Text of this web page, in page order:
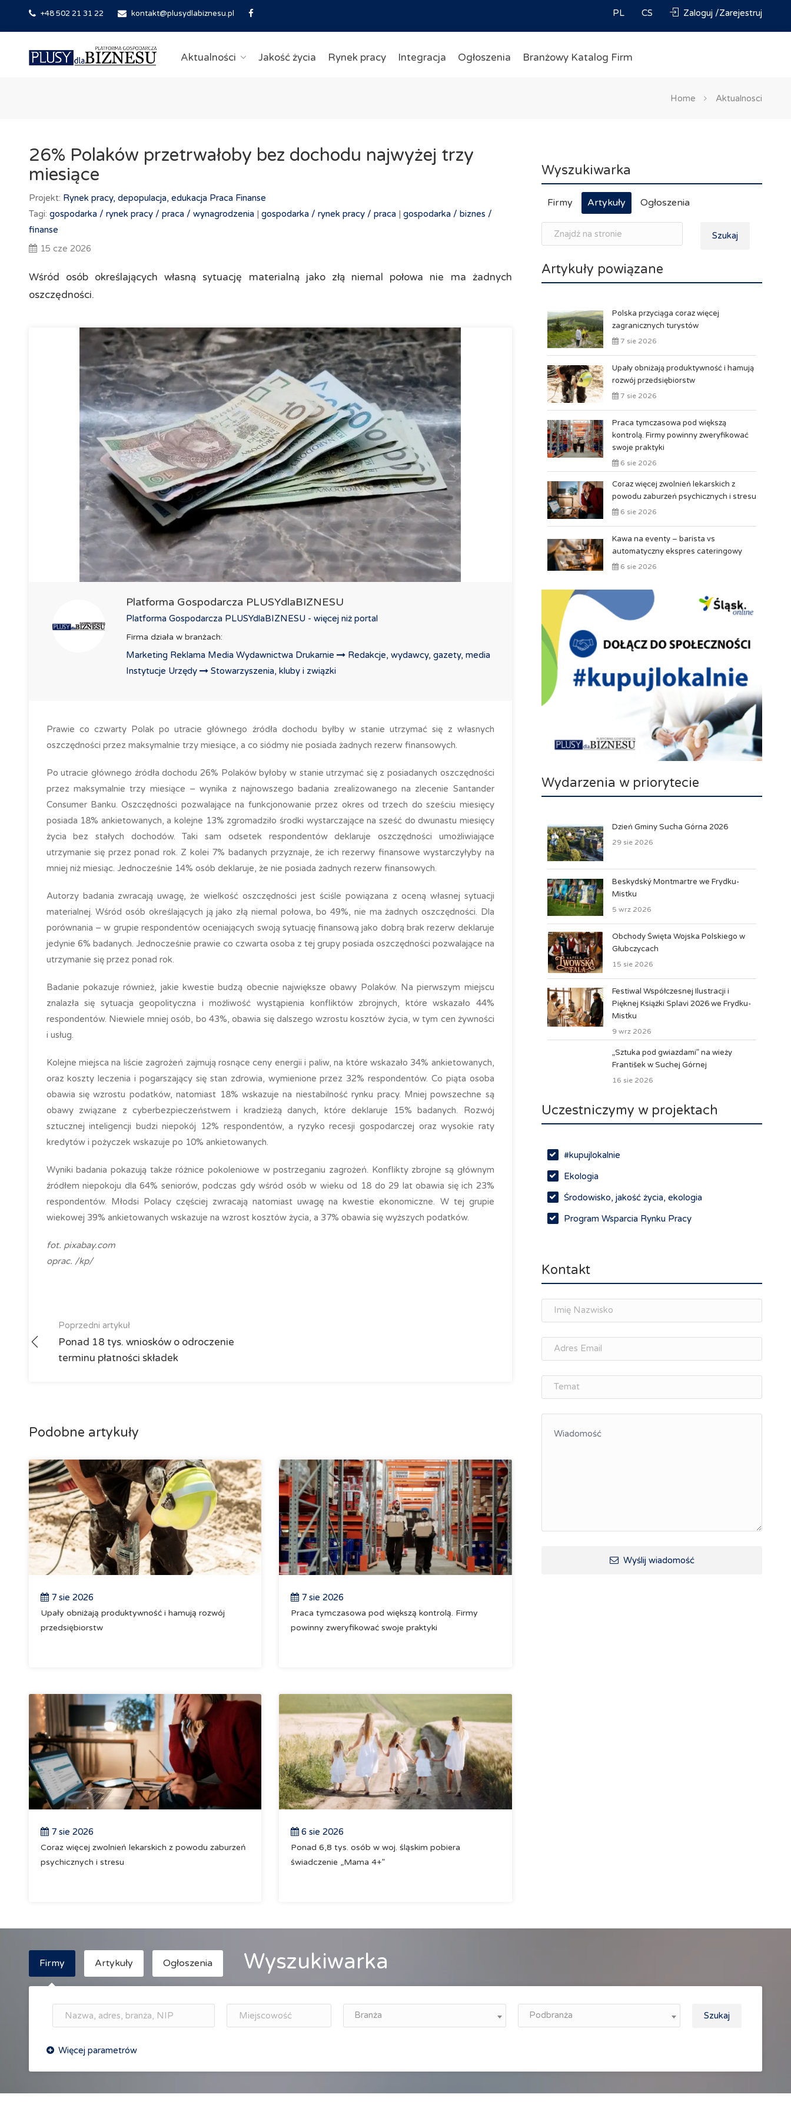
+48 502 21 31 22 kontakt@plusydlabiznesu.pl PL CS Zaloguj /Zarejestruj
Aktualności Jakość życia Rynek pracy Integracja Ogłoszenia Branżowy Katalog Firm
Home Aktualnosci
26% Polaków przetrwałoby bez dochodu najwyżej trzy
miesiące
Projekt: Rynek pracy, depopulacja, edukacja Praca Finanse
Tagi: gospodarka / rynek pracy / praca / wynagrodzenia | gospodarka / rynek pracy / praca | gospodarka / biznes /
finanse
15 cze 2026
Wśród osób określających własną sytuację materialną jako złą niemal połowa nie ma żadnych
oszczędności.
Platforma Gospodarcza PLUSYdlaBIZNESU
Platforma Gospodarcza PLUSYdlaBIZNESU - więcej niż portal
Firma działa w branżach:
Marketing Reklama Media Wydawnictwa Drukarnie
Redakcje, wydawcy, gazety, media
Instytucje Urzędy
Stowarzyszenia, kluby i związki
Prawie co czwarty Polak po utracie głównego źródła dochodu byłby w stanie utrzymać się z własnych
oszczędności przez maksymalnie trzy miesiące, a co siódmy nie posiada żadnych rezerw finansowych.
Po utracie głównego źródła dochodu 26% Polaków byłoby w stanie utrzymać się z posiadanych oszczędności
przez maksymalnie trzy miesiące – wynika z najnowszego badania zrealizowanego na zlecenie Santander
Consumer Banku. Oszczędności pozwalające na funkcjonowanie przez okres od trzech do sześciu miesięcy
posiada 18% ankietowanych, a kolejne 13% zgromadziło środki wystarczające na sześć do dwunastu miesięcy
życia bez stałych dochodów. Taki sam odsetek respondentów deklaruje oszczędności umożliwiające
utrzymanie się przez ponad rok. Z kolei 7% badanych przyznaje, że ich rezerwy finansowe wystarczyłyby na
mniej niż miesiąc. Jednocześnie 14% osób deklaruje, że nie posiada żadnych rezerw finansowych.
Autorzy badania zwracają uwagę, że wielkość oszczędności jest ściśle powiązana z oceną własnej sytuacji
materialnej. Wśród osób określających ją jako złą niemal połowa, bo 49%, nie ma żadnych oszczędności. Dla
porównania – w grupie respondentów oceniających swoją sytuację finansową jako dobrą brak rezerw deklaruje
jedynie 6% badanych. Jednocześnie prawie co czwarta osoba z tej grupy posiada oszczędności pozwalające na
utrzymanie się przez ponad rok.
Badanie pokazuje również, jakie kwestie budzą obecnie największe obawy Polaków. Na pierwszym miejscu
znalazła się sytuacja geopolityczna i możliwość wystąpienia konfliktów zbrojnych, które wskazało 44%
respondentów. Niewiele mniej osób, bo 43%, obawia się dalszego wzrostu kosztów życia, w tym cen żywności
i usług.
Kolejne miejsca na liście zagrożeń zajmują rosnące ceny energii i paliw, na które wskazało 34% ankietowanych,
oraz koszty leczenia i pogarszający się stan zdrowia, wymienione przez 32% respondentów. Co piąta osoba
obawia się wzrostu podatków, natomiast 18% wskazuje na niestabilność rynku pracy. Mniej powszechne są
obawy związane z cyberbezpieczeństwem i kradzieżą danych, które deklaruje 15% badanych. Rozwój
sztucznej inteligencji budzi niepokój 12% respondentów, a ryzyko recesji gospodarczej oraz wysokie raty
kredytów i pożyczek wskazuje po 10% ankietowanych.
Wyniki badania pokazują także różnice pokoleniowe w postrzeganiu zagrożeń. Konflikty zbrojne są głównym
źródłem niepokoju dla 64% seniorów, podczas gdy wśród osób w wieku od 18 do 29 lat obawia się ich 23%
respondentów. Młodsi Polacy częściej zwracają natomiast uwagę na kwestie ekonomiczne. W tej grupie
wiekowej 39% ankietowanych wskazuje na wzrost kosztów życia, a 37% obawia się wyższych podatków.
fot. pixabay.com
oprac. /kp/
Poprzedni artykuł
Ponad 18 tys. wniosków o odroczenie
terminu płatności składek
Podobne artykuły
7 sie 2026
Upały obniżają produktywność i hamują rozwój
przedsiębiorstw
7 sie 2026
Praca tymczasowa pod większą kontrolą. Firmy
powinny zweryfikować swoje praktyki
7 sie 2026
Coraz więcej zwolnień lekarskich z powodu zaburzeń
psychicznych i stresu
6 sie 2026
Ponad 6,8 tys. osób w woj. śląskim pobiera
świadczenie „Mama 4+”
Wyszukiwarka
Firmy Artykuły Ogłoszenia
Szukaj
Artykuły powiązane
Polska przyciąga coraz więcej
zagranicznych turystów
7 sie 2026
Upały obniżają produktywność i hamują
rozwój przedsiębiorstw
7 sie 2026
Praca tymczasowa pod większą
kontrolą. Firmy powinny zweryfikować
swoje praktyki
6 sie 2026
Coraz więcej zwolnień lekarskich z
powodu zaburzeń psychicznych i stresu
6 sie 2026
Kawa na eventy – barista vs
automatyczny ekspres cateringowy
6 sie 2026
Wydarzenia w priorytecie
Dzień Gminy Sucha Górna 2026
29 sie 2026
Beskydský Montmartre we Frydku-
Mistku
5 wrz 2026
Obchody Święta Wojska Polskiego w
Głubczycach
15 sie 2026
Festiwal Współczesnej Ilustracji i
Pięknej Książki Splavi 2026 we Frydku-
Mistku
9 wrz 2026
„Sztuka pod gwiazdami” na wieży
František w Suchej Górnej
16 sie 2026
Uczestniczymy w projektach
#kupujlokalnie
Ekologia
Środowisko, jakość życia, ekologia
Program Wsparcia Rynku Pracy
Spotkania branżowe
osobisty
Memorandum Gospodarcze PL-CZ
Śląskie Porozumienie Gospodarcze
ŚLĄSK.ONLINE
Integracja
Kontakt
Wyślij wiadomość
Firmy Artykuły Ogłoszenia Wyszukiwarka
Branża Podbranża Szukaj